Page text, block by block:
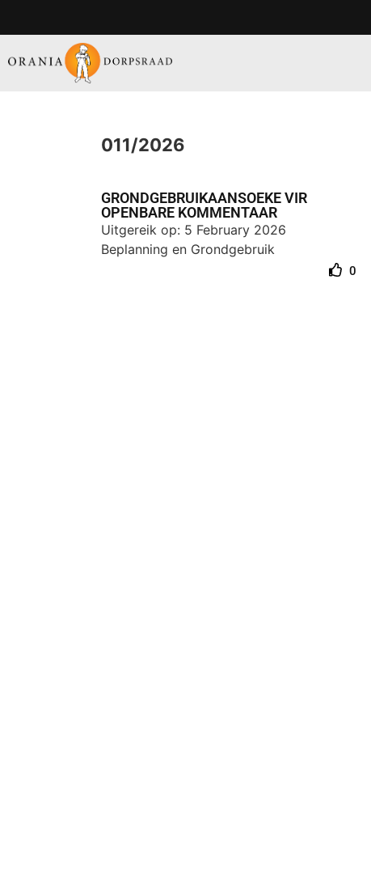
011/2026
GRONDGEBRUIKAANSOEKE VIR
OPENBARE KOMMENTAAR
Uitgereik op: 5 February 2026
Beplanning en Grondgebruik
0